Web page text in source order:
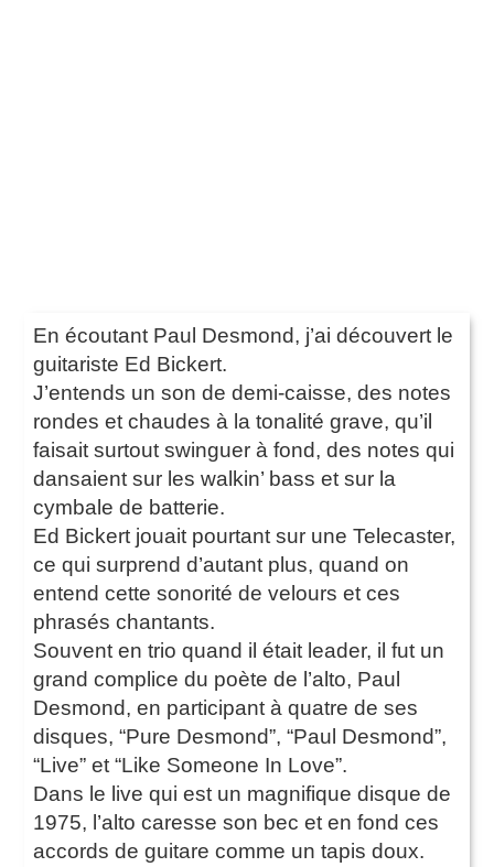
En écoutant Paul Desmond, j’ai découvert le
guitariste Ed Bickert.
J’entends un son de demi-caisse, des notes
rondes et chaudes à la tonalité grave, qu’il
faisait surtout swinguer à fond, des notes qui
dansaient sur les walkin’ bass et sur la
cymbale de batterie.
Ed Bickert jouait pourtant sur une Telecaster,
ce qui surprend d’autant plus, quand on
entend cette sonorité de velours et ces
phrasés chantants.
Souvent en trio quand il était leader, il fut un
grand complice du poète de l’alto, Paul
Desmond, en participant à quatre de ses
disques, “Pure Desmond”, “Paul Desmond”,
“Live” et “Like Someone In Love”.
Dans le live qui est un magnifique disque de
1975, l’alto caresse son bec et en fond ces
accords de guitare comme un tapis doux.